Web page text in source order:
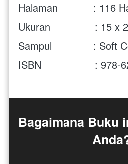
Halaman            : 116
Ukuran               : 15 x
Sampul              : Soft
ISBN                  : 978-
Bagaimana Buku